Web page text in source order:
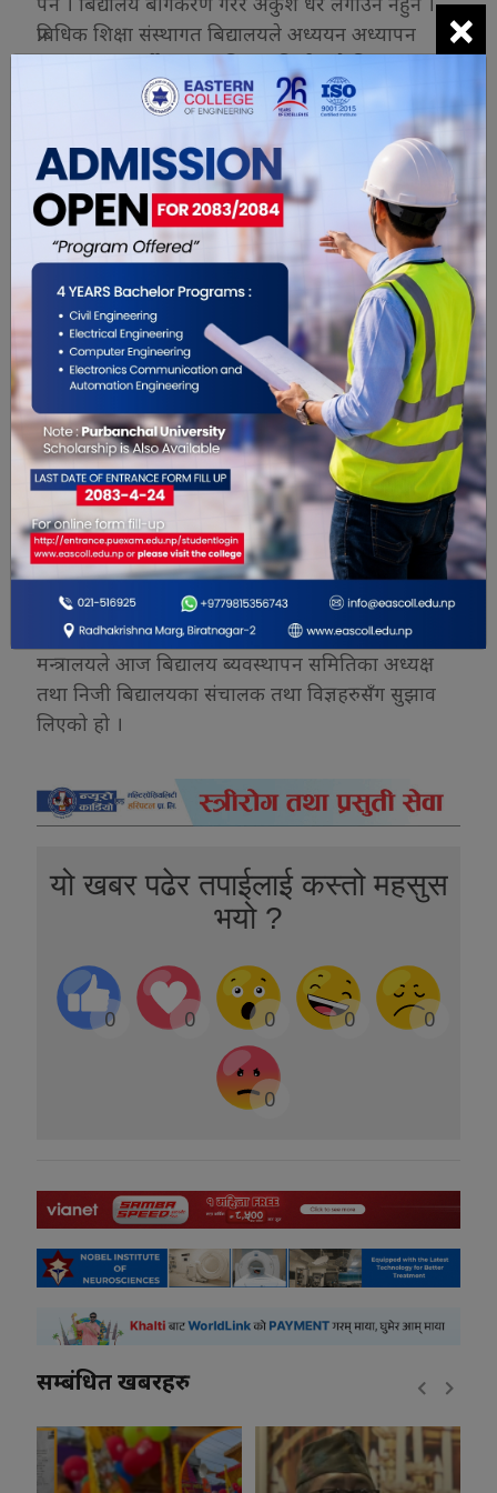
प्रबिधिक शिक्षा संस्थागत बिद्यालयले अध्ययन अध्यापन
गराउन पाउनु पर्ने । सामुदायिक र निजी सबै बिद्यालयका
बालबालिकाले छात्रबृती पाउनु पर्ने माग उनको छ ।
सामुदायिक बिद्यालयको गुणस्तर बृद्धीकालागि विद्यालय
बिकास योजना, बिद्यालय ब्यवस्थापन समितिले बनाउनु
पर्नेमा त्यसो हुन नसकेकोले त्यो लागु गर्ने गरी कानुन
आएकोले सकारात्मक रहेको औल्याएका छन् । नियमित
बिद्यालय पठाएन भने त्यो अभिभावकलाई दिईने सुबिधा
कट्टा करिनु पर्ने । शिक्षक सरुवाको लागि शिक्षा समितिबाट
स्वीकृती लिईनु पर्ने भन्ने बिषय पनि गम्भीर रुपमा उठेको छ
अभिभावक संघका प्रदेश संयोजक देबी पन्थीले अंग्रेजी
माध्यामको नाममा लिई रहेको शुल्कको बिषयमा बिधेयकमा
कुनै कुरा उल्लेख नभएको, बिद्यालय भित्र प्रयोग हुने
जंगफुडका बिषयलाई रोक्नु पर्ने, बिद्यालयको भौतिक
पुर्बाधार बृद्धी गरिनु पर्ने बिषय छुटेकोले समेट्न सुझाव
दिएका छन् ।
बिद्यालय ब्यवस्थापन समितिका अध्यक्ष केशव तिम्सीनाले
परम्परा देखि चल्दै आएको संघ संगठनहरुलाई एथास्थीतीमा
चल्न दिईनु पर्ने समेत बताएका छन् । शुक्रवार एक नम्बर
प्रदेश भित्र रहेका बिज्ञसँग छलफल गरेको सामाजिक विकास
मन्त्रालयले आज बिद्यालय ब्यवस्थापन समितिका अध्यक्ष
तथा निजी बिद्यालयका संचालक तथा विज्ञहरुसँग सुझाव
लिएको हो ।
यो खबर पढेर तपाईलाई कस्तो महसुस
भयो ?
0 0 0 0 0
0
सम्बंधित खबरहरु
×